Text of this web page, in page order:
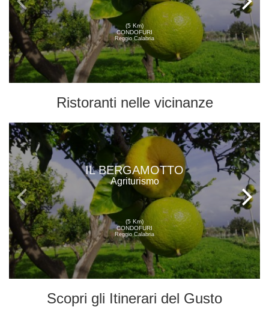
(5 Km)
CONDOFURI
Reggio Calabria
Ristoranti nelle vicinanze
IL BERGAMOTTO
Agriturismo
(5 Km)
CONDOFURI
Reggio Calabria
Scopri gli Itinerari del Gusto